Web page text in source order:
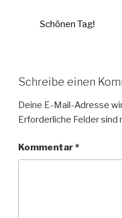
Schönen Tag!
Schreibe einen
Deine E-Mail-Adresse
Erforderliche Felder sind
Kommentar*